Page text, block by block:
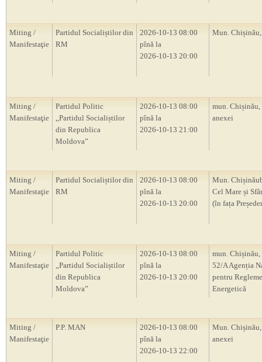
Miting /
Manifestaţie
Partidul Socialiștilor din
RM
2026-10-13 08:00
pînă la
2026-10-13 20:00
Mun.
Miting /
Manifestaţie
Partidul Politic
,,Partidul Socialiștilor
din Republica
Moldova”
2026-10-13 08:00
pînă la
2026-10-13 21:00
mun.
anexei
Miting /
Manifestaţie
Partidul Socialiștilor din
RM
2026-10-13 08:00
pînă la
2026-10-13 20:00
Mun.
Cel Mare și
(în fața
Miting /
Manifestaţie
Partidul Politic
,,Partidul Socialiștilor
din Republica
Moldova”
2026-10-13 08:00
pînă la
2026-10-13 20:00
mun. Chișinău,
52/A Agenția
pentru
Energetică
Miting /
Manifestaţie
P.P. MAN
2026-10-13 08:00
pînă la
2026-10-13 22:00
Mun.
anexei